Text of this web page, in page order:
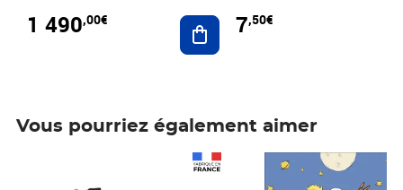
1 490,00€ Ajouter au panier
7,50€
Vous pourriez également aimer
Prix 7,50€